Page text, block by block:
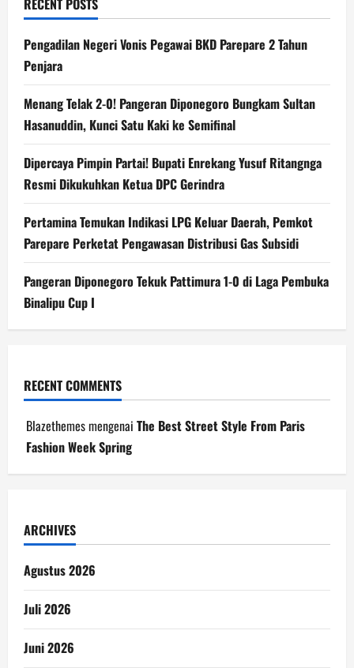
Pengadilan Negeri Vonis Pegawai BKD Parepare 2 Tahun
Penjara
Menang Telak 2-0! Pangeran Diponegoro Bungkam Sultan
Hasanuddin, Kunci Satu Kaki ke Semifinal
Dipercaya Pimpin Partai! Bupati Enrekang Yusuf Ritangnga
Resmi Dikukuhkan Ketua DPC Gerindra
Pertamina Temukan Indikasi LPG Keluar Daerah, Pemkot
Parepare Perketat Pengawasan Distribusi Gas Subsidi
Pangeran Diponegoro Tekuk Pattimura 1-0 di Laga Pembuka
Binalipu Cup I
RECENT COMMENTS
Blazethemesmengenai The Best Street Style From Paris
Fashion Week Spring
ARCHIVES
Agustus 2026
Juli 2026
Juni 2026